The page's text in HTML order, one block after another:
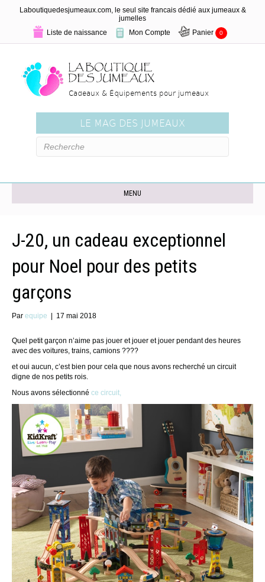
Laboutiquedesjumeaux.com, le seul site francais dédié aux jumeaux &
jumelles
Liste de naissance
Mon Compte Panier 0
Cadeaux & Équipements pour jumeaux
LE MAG DES JUMEAUX
MENU
J-20, un cadeau exceptionnel
pour Noel pour des petits
garçons
Par equipe | 17 mai 2018
Quel petit garçon n’aime pas jouer et jouer et jouer pendant des heures
avec des voitures, trains, camions ????
et oui aucun, c’est bien pour cela que nous avons recherché un circuit
digne de nos petits rois.
Nous avons sélectionné ce circuit,